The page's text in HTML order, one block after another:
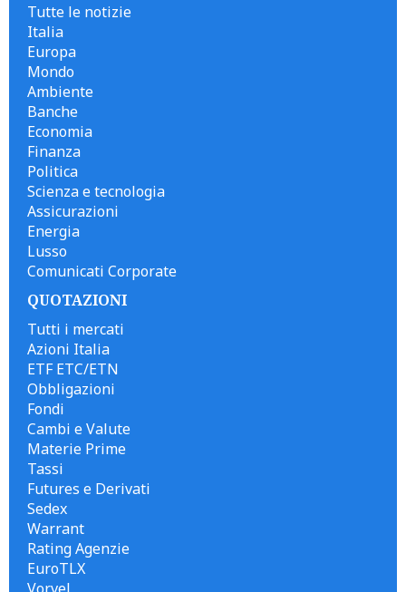
Tutte le notizie
Italia
Europa
Mondo
Ambiente
Banche
Economia
Finanza
Politica
Scienza e tecnologia
Assicurazioni
Energia
Lusso
Comunicati Corporate
QUOTAZIONI
Tutti i mercati
Azioni Italia
ETF ETC/ETN
Obbligazioni
Fondi
Cambi e Valute
Materie Prime
Tassi
Futures e Derivati
Sedex
Warrant
Rating Agenzie
EuroTLX